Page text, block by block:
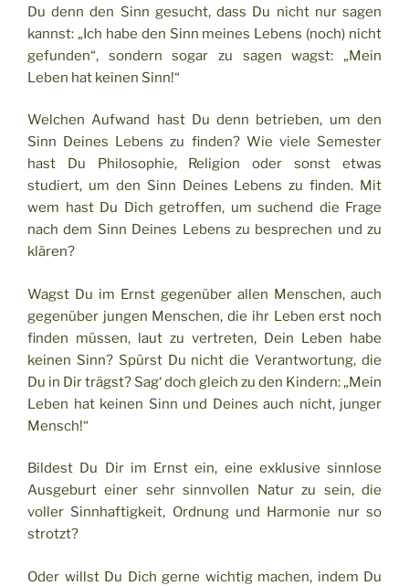
Du denn den Sinn gesucht, dass Du nicht nur sagen
kannst: „Ich habe den Sinn meines Lebens (noch) nicht
gefunden“, sondern sogar zu sagen wagst: „Mein
Leben hat keinen Sinn!“
Welchen Aufwand hast Du denn betrieben, um den
Sinn Deines Lebens zu finden? Wie viele Semester
hast Du Philosophie, Religion oder sonst etwas
studiert, um den Sinn Deines Lebens zu finden. Mit
wem hast Du Dich getroffen, um suchend die Frage
nach dem Sinn Deines Lebens zu besprechen und zu
klären?
Wagst Du im Ernst gegenüber allen Menschen, auch
gegenüber jungen Menschen, die ihr Leben erst noch
finden müssen, laut zu vertreten, Dein Leben habe
keinen Sinn? Spürst Du nicht die Verantwortung, die
Du in Dir trägst? Sag‘ doch gleich zu den Kindern: „Mein
Leben hat keinen Sinn und Deines auch nicht, junger
Mensch!“
Bildest Du Dir im Ernst ein, eine exklusive sinnlose
Ausgeburt einer sehr sinnvollen Natur zu sein, die
voller Sinnhaftigkeit, Ordnung und Harmonie nur so
strotzt?
Oder willst Du Dich gerne wichtig machen, indem Du